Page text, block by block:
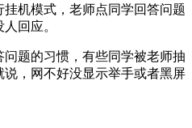
机模式，老师点同学回答问题
回应。
问题的习惯，有些同学被老师抽
，网不好没显示举手或者黑屏